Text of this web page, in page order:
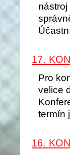
nástroj
17.
Pro
velice
termín
16.